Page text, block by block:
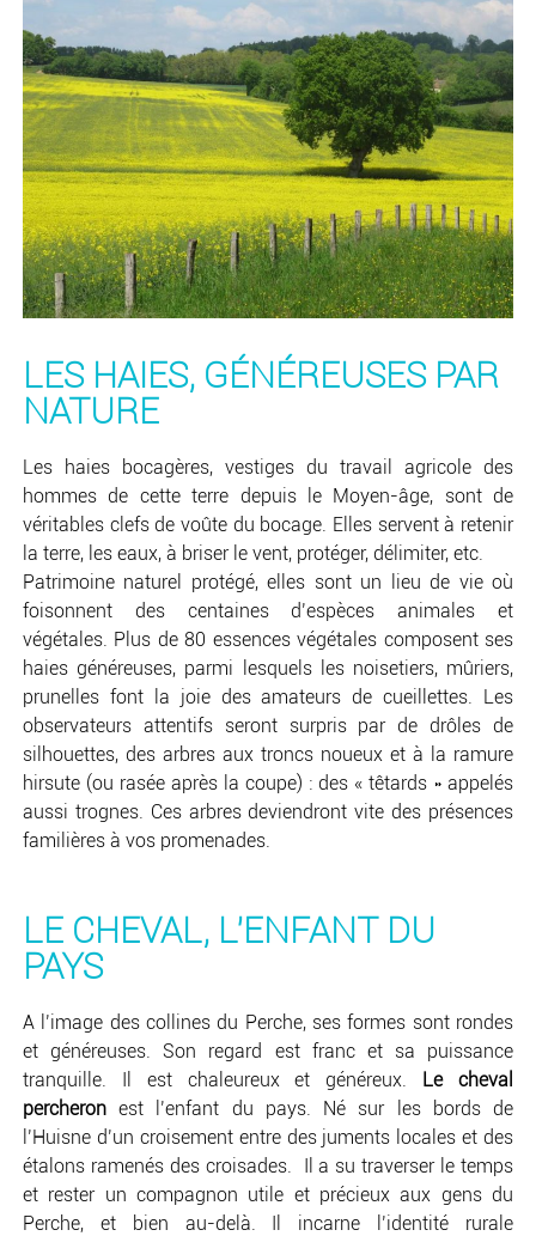
LES HAIES, GÉNÉREUSES PAR
NATURE
Les haies bocagères, vestiges du travail agricole des
hommes de cette terre depuis le Moyen-âge, sont de
véritables clefs de voûte du bocage. Elles servent à retenir
la terre, les eaux, à briser le vent, protéger, délimiter, etc.
Patrimoine naturel protégé, elles sont un lieu de vie où
foisonnent des centaines d’espèces animales et
végétales. Plus de 80 essences végétales composent ses
haies généreuses, parmi lesquels les noisetiers, mûriers,
prunelles font la joie des amateurs de cueillettes. Les
observateurs attentifs seront surpris par de drôles de
silhouettes, des arbres aux troncs noueux et à la ramure
hirsute (ou rasée après la coupe) : des « têtards » appelés
aussi trognes. Ces arbres deviendront vite des présences
familières à vos promenades.
LE CHEVAL, L'ENFANT DU
PAYS
A l’image des collines du Perche, ses formes sont rondes
et généreuses. Son regard est franc et sa puissance
tranquille. Il est chaleureux et généreux. Le cheval
percheronest l’enfant du pays. Né sur les bords de
l’Huisne d’un croisement entre des juments locales et des
étalons ramenés des croisades. Il a su traverser le temps
et rester un compagnon utile et précieux aux gens du
Perche, et bien au-delà. Il incarne l’identité rurale